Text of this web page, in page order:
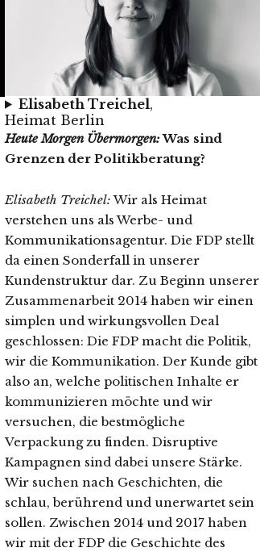
Elisabeth Treichel,
Heimat Berlin
Heute Morgen Übermorgen:Was sind
Grenzen der Politikberatung?
Elisabeth Treichel:Wir als Heimat
verstehen uns als Werbe- und
Kommunikationsagentur. Die FDP stellt
da einen Sonderfall in unserer
Kundenstruktur dar. Zu Beginn unserer
Zusammenarbeit 2014 haben wir einen
simplen und wirkungsvollen Deal
geschlossen: Die FDP macht die Politik,
wir die Kommunikation. Der Kunde gibt
also an, welche politischen Inhalte er
kommunizieren möchte und wir
versuchen, die bestmögliche
Verpackung zu finden. Disruptive
Kampagnen sind dabei unsere Stärke.
Wir suchen nach Geschichten, die
schlau, berührend und unerwartet sein
sollen. Zwischen 2014 und 2017 haben
wir mit der FDP die Geschichte des